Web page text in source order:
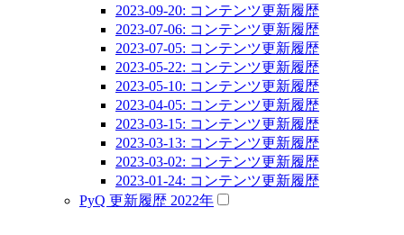
2023-09-20: コンテンツ更新履歴
2023-07-06: コンテンツ更新履歴
2023-07-05: コンテンツ更新履歴
2023-05-22: コンテンツ更新履歴
2023-05-10: コンテンツ更新履歴
2023-04-05: コンテンツ更新履歴
2023-03-15: コンテンツ更新履歴
2023-03-13: コンテンツ更新履歴
2023-03-02: コンテンツ更新履歴
2023-01-24: コンテンツ更新履歴
PyQ 更新履歴 2022年